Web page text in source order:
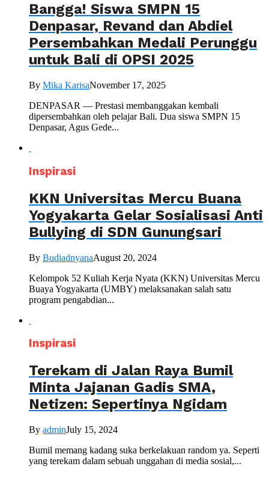
Bangga! Siswa SMPN 15
Denpasar, Revand dan Abdiel
Persembahkan Medali Perunggu
untuk Bali di OPSI 2025
By Mika KarisaNovember 17, 2025
DENPASAR — Prestasi membanggakan kembali
dipersembahkan oleh pelajar Bali. Dua siswa SMPN 15
Denpasar, Agus Gede...
Inspirasi
KKN Universitas Mercu Buana
Yogyakarta Gelar Sosialisasi Anti
Bullying di SDN Gunungsari
By BudiadnyanaAugust 20, 2024
Kelompok 52 Kuliah Kerja Nyata (KKN) Universitas Mercu
Buaya Yogyakarta (UMBY) melaksanakan salah satu
program pengabdian...
Inspirasi
Terekam di Jalan Raya Bumil
Minta Jajanan Gadis SMA,
Netizen: Sepertinya Ngidam
By adminJuly 15, 2024
Bumil memang kadang suka berkelakuan random ya. Seperti
yang terekam dalam sebuah unggahan di media sosial,...